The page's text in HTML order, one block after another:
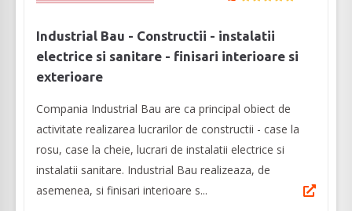
Industrial Bau - Constructii - instalatii
electrice si sanitare - finisari interioare si
exterioare
Compania Industrial Bau are ca principal obiect de
activitate realizarea lucrarilor de constructii - case la
rosu, case la cheie, lucrari de instalatii electrice si
instalatii sanitare. Industrial Bau realizeaza, de
asemenea, si finisari interioare s...